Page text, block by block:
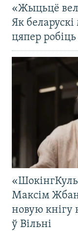
«Жыцьцё
Як беларускі
цяпер
Максім
новую кнігу
ў Вільні